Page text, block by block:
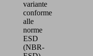
variante
conforme
alle
norme
ESD
(NBR-